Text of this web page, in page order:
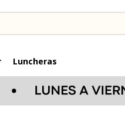
Luncheras